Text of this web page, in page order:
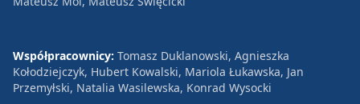
Współpracownicy: Tomasz Duklanowski, Agnieszka
Kołodziejczyk, Hubert Kowalski, Mariola Łukawska, Jan
Przemyłski, Natalia Wasilewska, Konrad Wysocki